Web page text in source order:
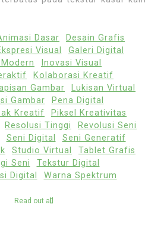
Dasar
Desain Grafis
Visual
Galeri Digital
Modern
Inovasi Visual
Kolaborasi Kreatif
Gambar
Lukisan Virtual
Gambar
Pena Digital
Kreatif
Piksel Kreativitas
Resolusi Tinggi
Revolusi Seni
Seni Digital
Seni Generatif
Studio Virtual
Tablet Grafis
Seni
Tekstur Digital
Digital
Warna Spektrum
Read out all